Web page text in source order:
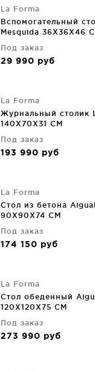
La Forma
Вспомогательный
Mesquida 36X36X46
Под заказ
29 990 руб
La Forma
Журнальный столик
140X70X31 CM
Под заказ
193 990 руб
La Forma
Стол из бетона
90X90X74 CM
Под заказ
174 150 руб
La Forma
Стол обеденный
120X120X75 CM
Под заказ
273 990 руб